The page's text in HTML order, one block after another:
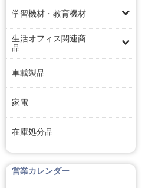
学習機材・教育機材
生活オフィス関連商
品
車載製品
家電
在庫処分品
営業カレンダー